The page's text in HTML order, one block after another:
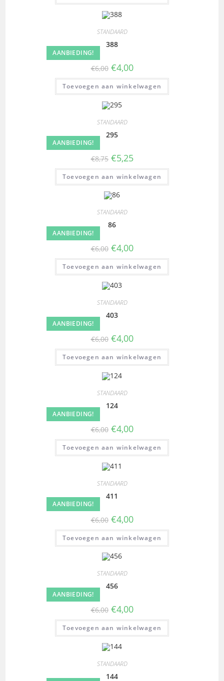
AANBIEDING!
STANDAARD
388
€6,00 €4,00
Toevoegen aan winkelwagen
AANBIEDING!
STANDAARD
295
€8,75 €5,25
Toevoegen aan winkelwagen
AANBIEDING!
STANDAARD
86
€6,00 €4,00
Toevoegen aan winkelwagen
AANBIEDING!
STANDAARD
403
€6,00 €4,00
Toevoegen aan winkelwagen
AANBIEDING!
STANDAARD
124
€6,00 €4,00
Toevoegen aan winkelwagen
AANBIEDING!
STANDAARD
411
€6,00 €4,00
Toevoegen aan winkelwagen
AANBIEDING!
STANDAARD
456
€6,00 €4,00
Toevoegen aan winkelwagen
STANDAARD
144